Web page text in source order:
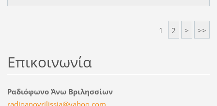
1 2 > >>
Επικοινωνία
Ραδιόφωνο Άνω Βριλησσίων